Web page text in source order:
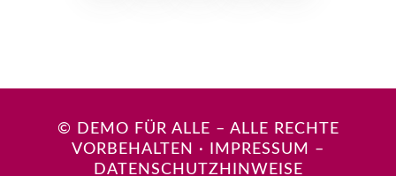
© DEMO FÜR ALLE – ALLE RECHTE
VORBEHALTEN · IMPRESSUM
–
DATENSCHUTZHINWEISE